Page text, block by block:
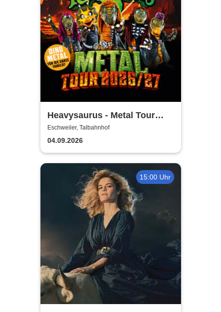
Heavysaurus - Metal Tour
2026/27
Eschweiler, Talbahnhof
04.09.2026
15:00 Uhr